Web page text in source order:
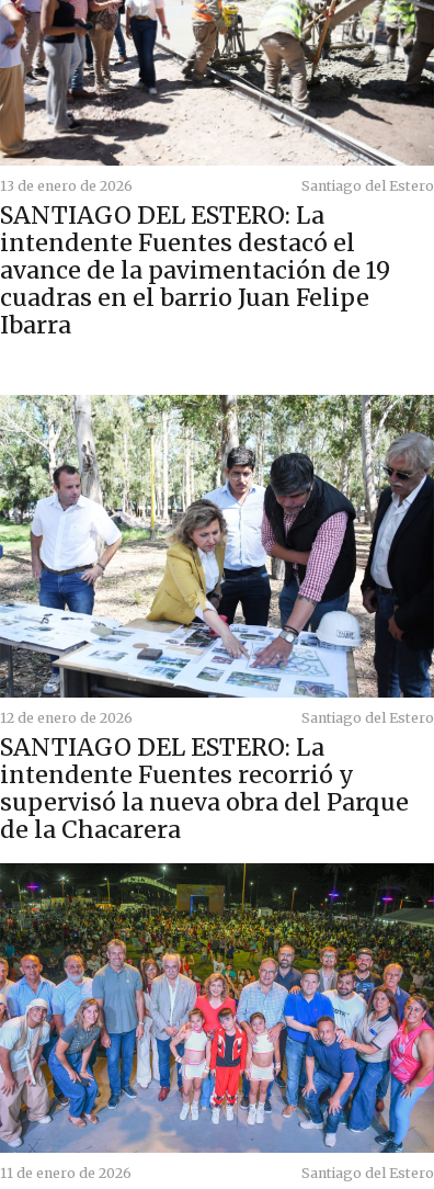
13 de enero de 2026 Santiago del Estero
SANTIAGO DEL ESTERO: La
intendente Fuentes destacó el
avance de la pavimentación de 19
cuadras en el barrio Juan Felipe
Ibarra
12 de enero de 2026 Santiago del Estero
SANTIAGO DEL ESTERO: La
intendente Fuentes recorrió y
supervisó la nueva obra del Parque
de la Chacarera
11 de enero de 2026 Santiago del Estero